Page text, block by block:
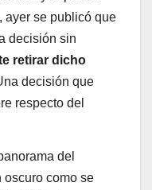
ayer se publicó que
decisión sin
retirar dicho
decisión que
respecto del
del
oscuro como se